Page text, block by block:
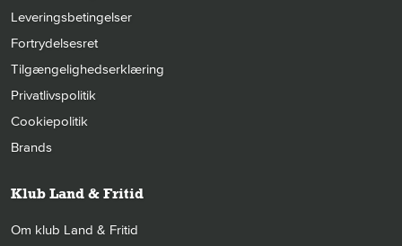
Leveringsbetingelser
Fortrydelsesret
Tilgængelighedserklæring
Privatlivspolitik
Cookiepolitik
Brands
Klub Land & Fritid
Om klub Land & Fritid